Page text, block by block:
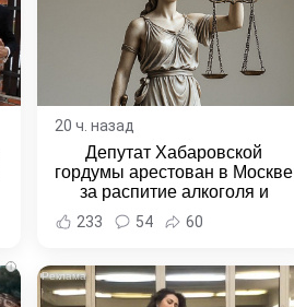
20 ч. назад
Депутат Хабаровской
гордумы арестован в Москве
за распитие алкоголя и
неповиновение полиции -
Новости Хабаровска и
233 54 60
i